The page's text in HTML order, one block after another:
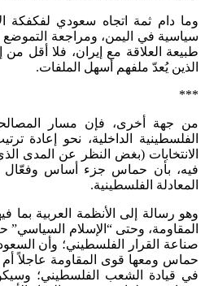
وما دام ثمة اتجاه سعودي لفكفكة
سياسية في اليمن، ومراجعة
طبيعة العلاقة مع إيران، فلا أقل من
الذين يُعدّ ملفهم أسهل الملفات.
***
من جهة أخرى، فإن مسار المصالحة
الفلسطينية الداخلية، نحو إعادة
الانتخابات (بغض النظر عن المدى
فيه، بأن حماس جزء أساس وفعّال
المعادلة الفلسطينية.
وهو رسالة إلى الأنظمة العربية
المقاومة، وحتى “الإسلام السياسي”
صناعة القرار الفلسطيني؛ وأن
حماس ومعها قوى المقاومة عاجلاً أم
في قيادة الشعب الفلسطيني؛